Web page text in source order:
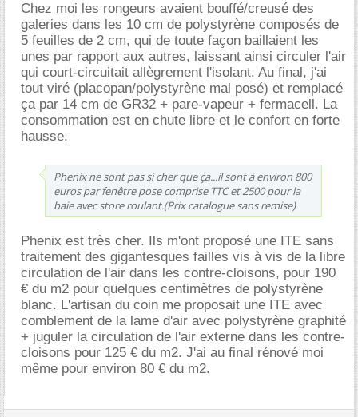
Chez moi les rongeurs avaient bouffé/creusé des
galeries dans les 10 cm de polystyrène composés de
5 feuilles de 2 cm, qui de toute façon baillaient les
unes par rapport aux autres, laissant ainsi circuler l'air
qui court-circuitait allègrement l'isolant. Au final, j'ai
tout viré (placopan/polystyrène mal posé) et remplacé
ça par 14 cm de GR32 + pare-vapeur + fermacell. La
consommation est en chute libre et le confort en forte
hausse.
Phenix ne sont pas si cher que ça...il sont à environ 800
euros par fenêtre pose comprise TTC et 2500 pour la
baie avec store roulant.(Prix catalogue sans remise)
Phenix est très cher. Ils m'ont proposé une ITE sans
traitement des gigantesques failles vis à vis de la libre
circulation de l'air dans les contre-cloisons, pour 190
du m2 pour quelques centimètres de polystyrène
blanc. L'artisan du coin me proposait une ITE avec
comblement de la lame d'air avec polystyrène graphité
+ juguler la circulation de l'air externe dans les contre-
cloisons pour 125 € du m2. J'ai au final rénové moi
même pour environ 80 € du m2.